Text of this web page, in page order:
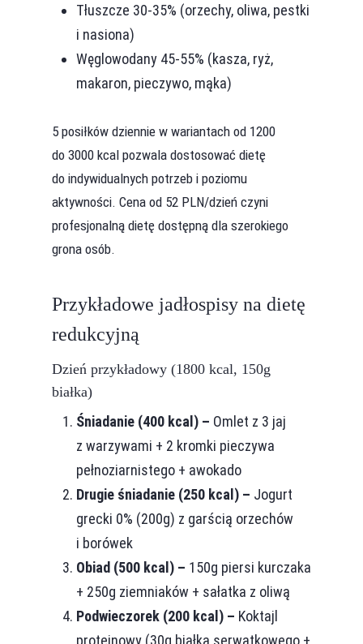
Tłuszcze 30-35% (orzechy, oliwa, pestki
i nasiona)
Węglowodany 45-55% (kasza, ryż,
makaron, pieczywo, mąka)
5 posiłków dziennie w wariantach od 1200
do 3000 kcal pozwala dostosować dietę
do indywidualnych potrzeb i poziomu
aktywności. Cena od 52 PLN/dzień czyni
profesjonalną dietę dostępną dla szerokiego
grona osób.
Przykładowe jadłospisy na dietę
redukcyjną
Dzień przykładowy (1800 kcal, 150g
białka)
Śniadanie (400 kcal) – Omlet z 3 jaj
z warzywami + 2 kromki pieczywa
pełnoziarnistego + awokado
Drugie śniadanie (250 kcal) – Jogurt
grecki 0% (200g) z garścią orzechów
i borówek
Obiad (500 kcal) – 150g piersi kurczaka
+ 250g ziemniaków + sałatka z oliwą
Podwieczorek (200 kcal) – Koktajl
proteinowy (30g białka serwatkowego +